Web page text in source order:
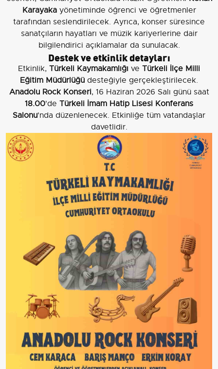
Karayakayönetiminde öğrenci ve öğretmenler
tarafından seslendirilecek. Ayrıca, konser süresince
sanatçıların hayatları ve müzik kariyerlerine dair
bilgilendirici açıklamalar da sunulacak.
Destek ve etkinlik detayları
Etkinlik, Türkeli Kaymakamlığı ve Türkeli İlçe Milli
Eğitim Müdürlüğü desteğiyle gerçekleştirilecek.
Anadolu Rock Konseri, 16 Haziran 2026 Salı günü saat
18.00'de Türkeli İmam Hatip Lisesi Konferans
Salonu'nda düzenlenecek. Etkinliğe tüm vatandaşlar
davetlidir.